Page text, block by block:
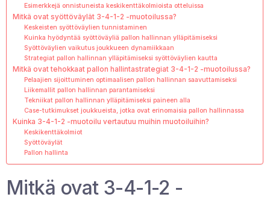
Esimerkkejä onnistuneista keskikenttäkolmioista otteluissa
Mitkä ovat syöttöväylät 3-4-1-2 -muotoilussa?
Keskeisten syöttöväylien tunnistaminen
Kuinka hyödyntää syöttöväyliä pallon hallinnan ylläpitämiseksi
Syöttöväylien vaikutus joukkueen dynamiikkaan
Strategiat pallon hallinnan ylläpitämiseksi syöttöväylien kautta
Mitkä ovat tehokkaat pallon hallintastrategiat 3-4-1-2 -muotoilussa?
Pelaajien sijoittuminen optimaalisen pallon hallinnan saavuttamiseksi
Liikemallit pallon hallinnan parantamiseksi
Tekniikat pallon hallinnan ylläpitämiseksi paineen alla
Case-tutkimukset joukkueista, jotka ovat erinomaisia pallon hallinnassa
Kuinka 3-4-1-2 -muotoilu vertautuu muihin muotoiluihin?
Keskikenttäkolmiot
Syöttöväylät
Pallon hallinta
Mitkä ovat 3-4-1-2 -